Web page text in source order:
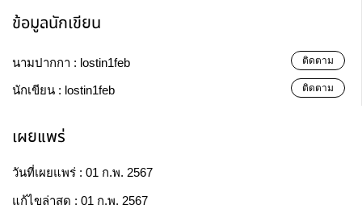
ข้อมูลนักเขียน
นามปากกา : lostin1feb ติดตาม
นักเขียน : lostin1feb ติดตาม
เผยแพร่
วันที่เผยแพร่ : 01 ก.พ. 2567
แก้ไขล่าสุด : 01 ก.พ. 2567